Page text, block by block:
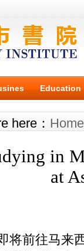
Education
here： Home
in
at
将前往马来